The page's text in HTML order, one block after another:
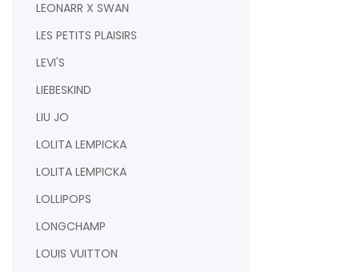
LEONARR X SWAN
LES PETITS PLAISIRS
LEVI'S
LIEBESKIND
LIU JO
LOLITA LEMPICKA
LOLITA LEMPICKA
LOLLIPOPS
LONGCHAMP
LOUIS VUITTON